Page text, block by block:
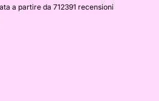
a partire da 712391 recensioni